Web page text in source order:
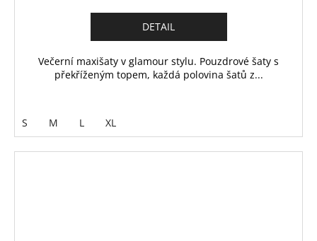
DETAIL
Večerní maxišaty v glamour stylu. Pouzdrové šaty s
překříženým topem, každá polovina šatů z...
S M L XL